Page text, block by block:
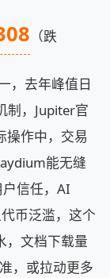
（跌
，去年峰值日
制，Jupiter官
操作中，交易
能无缝
信任，AI
币泛滥，这个
，文档下载量
，或拉动更多